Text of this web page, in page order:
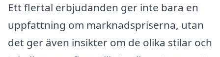
Ett flertal erbjudanden ger inte bara en
uppfattning om marknadspriserna, utan
det ger även insikter om de olika stilar och